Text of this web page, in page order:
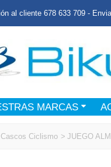
al cliente 678 633 709 -
MARCAS
Cascos Ciclismo > JUEGO